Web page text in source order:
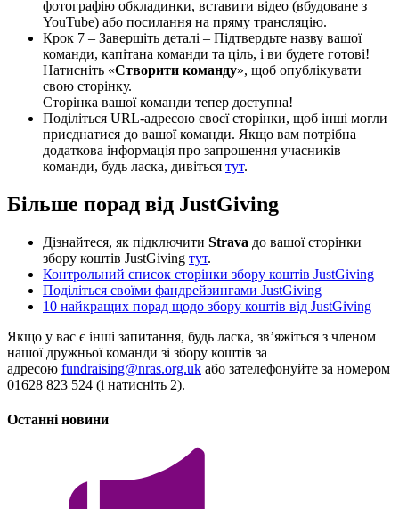
фотографію обкладинки, вставити відео (вбудоване з
YouTube) або посилання на пряму трансляцію.
Крок 7 – Завершіть деталі – Підтвердьте назву вашої
команди, капітана команди та ціль, і ви будете готові!
Натисніть «Створити команду», щоб опублікувати
свою сторінку.
Сторінка вашої команди тепер доступна!
Поділіться URL-адресою своєї сторінки, щоб інші могли
приєднатися до вашої команди. Якщо вам потрібна
додаткова інформація про запрошення учасників
команди, будь ласка, дивіться тут.
Більше порад від JustGiving
Дізнайтеся, як підключити Strava до вашої сторінки
збору коштів JustGiving тут.
Контрольний список сторінки збору коштів JustGiving
Поділіться своїми фандрейзингами JustGiving
10 найкращих порад щодо збору коштів від JustGiving
Якщо у вас є інші запитання, будь ласка, зв’яжіться з членом
нашої дружньої команди зі збору коштів за
адресою fundraising@nras.org.uk або зателефонуйте за номером
01628 823 524 (і натисніть 2).
Останні новини